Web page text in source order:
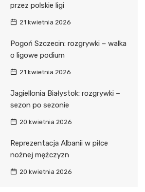
przez polskie ligi
21 kwietnia 2026
Pogoń Szczecin: rozgrywki – walka
o ligowe podium
21 kwietnia 2026
Jagiellonia Białystok: rozgrywki –
sezon po sezonie
20 kwietnia 2026
Reprezentacja Albanii w piłce
nożnej mężczyzn
20 kwietnia 2026